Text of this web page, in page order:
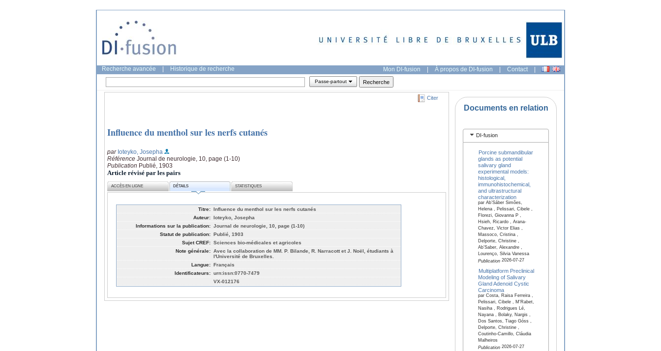
Recherche avancée Historique de recherche Mon DI-fusion | À propos de DI-fusion | Contact |
Passe-partout
Citer
Influence du menthol sur les nerfs cutanés
par Ioteyko, Josepha
Référence Journal de neurologie, 10, page (1-10)
Publication Publié, 1903
Article révisé par les pairs
ACCÈS EN LIGNE DÉTAILS STATISTIQUES
Titre: Influence du menthol sur les nerfs cutanés
Auteur: Ioteyko, Josepha
Informations sur la publication: Journal de neurologie, 10, page (1-10)
Statut de publication: Publié, 1903
Sujet CREF: Sciences bio-médicales et agricoles
Note générale: Avec la collaboration de MM. P. Bilande, R. Narracott et J. Noël, étudiants à
l'Université de Bruxelles.
Langue: Français
Identificateurs: urn:issn:0770-7479
VX-012176
Documents en relation
DI-fusion
Porcine submandibular
glands as potential
salivary gland
experimental models:
histological,
immunohistochemical,
and ultrastructural
characterization
par Ab’Sáber Simões,
Helena , Pelissari, Cibele ,
Florezi, Giovanna P ,
Hsieh, Ricardo , Arana-
Chavez, Victor Elias ,
Massoco, Cristina ,
Delporte, Christine ,
Ab’Saber, Alexandre ,
Lourenço, Silvia Vanessa
Publication2026-07-27
Multiplatform Preclinical
Modeling of Salivary
Gland Adenoid Cystic
Carcinoma
par Costa, Raisa Ferreira ,
Pelissari, Cibele , M'Rabet,
Nasiha , Rodrigues Lé,
Nayana , Bolaky, Nargis ,
Dos Santos, Tiago Góss ,
Delporte, Christine ,
Coutinho-Camillo, Cláudia
Malheiros
Publication2026-07-27